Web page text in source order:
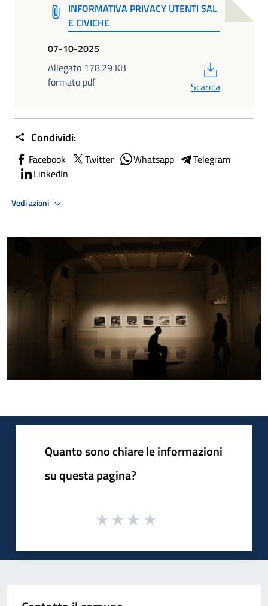
INFORMATIVA PRIVACY UTENTI SAL
E CIVICHE
07-10-2025
Allegato 178.29 KB
formato pdf
Scarica
Condividi:
Facebook Twitter Whatsapp
Telegram
LinkedIn
Vedi azioni
Quanto sono chiare le informazioni
su questa pagina?